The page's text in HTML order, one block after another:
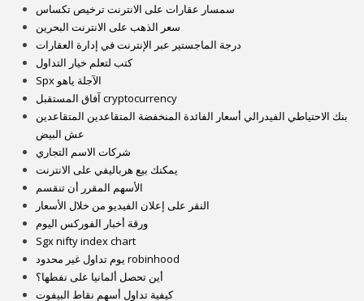
سمسار عقارات على الانترنت ترخيص تكساس
سعر الذهب على الانترنت البحرين
درجة الماجستير عبر الإنترنت في إدارة العقارات
كتب لتعلم خيار التداول
Spx الآجلة ياهو
آفاق المستقبل cryptocurrency
بنك الاحتياطي الفيدرالي أسعار الفائدة المنخفضة المتقاعدين المتقاعدين
عش البيض
شركات الاسم التجاري
يمكنك بيع هرباليفي على الانترنت
الأسهم المقرر أن تنقسم
النقر على إعلان الفيديو من خلال الأسعار
ورقة أخبار الفوركس اليوم
Sgx nifty index chart
يوم تداول غير محدود robinhood
أين تحصل ألمانيا على نفطها؟
كيفية تداول أسهم نقاط البيفوت